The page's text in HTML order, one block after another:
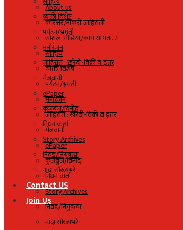
व्यक्ती विशेष
पर्यटन/भ्रमंती
मनोरंजन
जाहिरात : खरेदी-विक्री व इतर
मेजवानी
ePaper
कुजबुज/विनोद
निधन वार्ता
Story Archives
निवड/नियुक्त्या
नांदा सौख्यभरे
Contact US
Join Us
About us
करिअर/नोकरी जाहिराती
सोशल-मीडिया/काय सांगता…!
साहित्य
व्यक्ती विशेष
पर्यटन/भ्रमंती
मनोरंजन
जाहिरात : खरेदी-विक्री व इतर
मेजवानी
ePaper
कुजबुज/विनोद
निधन वार्ता
Story Archives
निवड/नियुक्त्या
नांदा सौख्यभरे